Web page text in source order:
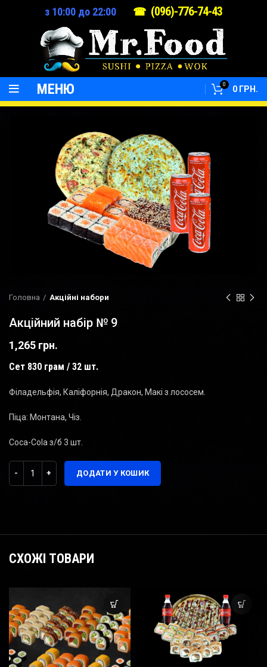
з 10:00 до 22:00 ☎ (096)-776-74-43
МЕНЮ 0 0 ГРН.
Головна Акційні набори
Акційний набір № 9
1,265 грн.
Сет 830 грам / 32 шт.
Філадельфія, Каліфорнія, Дракон, Макі з лососем.
Піца: Монтана, Чіз.
Coca-Cola з/б 3 шт.
ДОДАТИ У КОШИК
СХОЖІ ТОВАРИ